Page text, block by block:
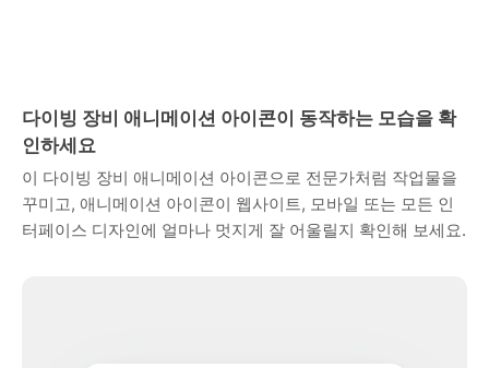
다이빙 장비 애니메이션 아이콘이 동작하는 모습을 확
인하세요
이 다이빙 장비 애니메이션 아이콘으로 전문가처럼 작업물을
꾸미고, 애니메이션 아이콘이 웹사이트, 모바일 또는 모든 인
터페이스 디자인에 얼마나 멋지게 잘 어울릴지 확인해 보세요.